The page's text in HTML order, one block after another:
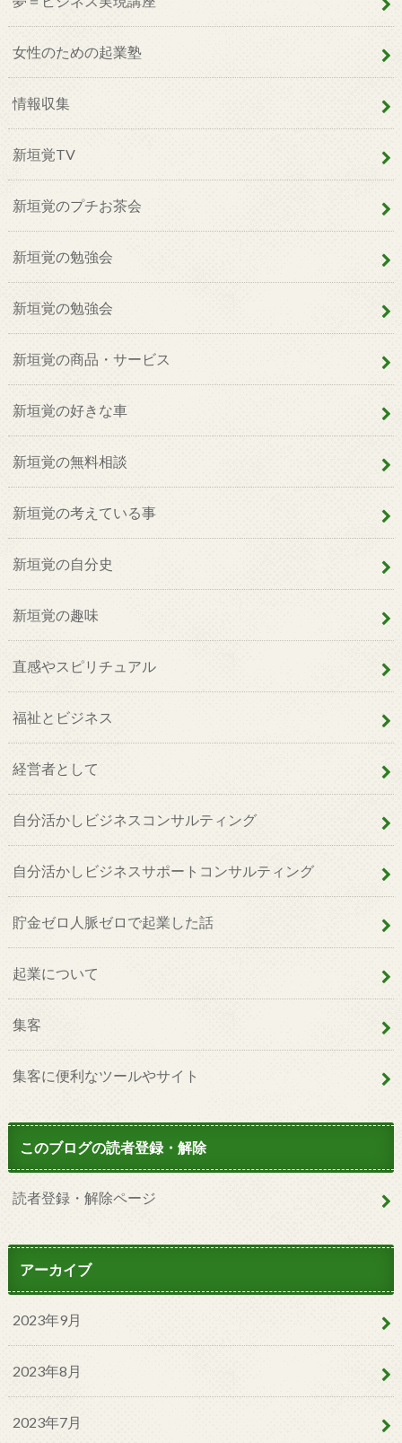
女性のための起業塾
情報収集
新垣覚TV
新垣覚のプチお茶会
新垣覚の勉強会
新垣覚の勉強会
新垣覚の商品・サービス
新垣覚の好きな車
新垣覚の無料相談
新垣覚の考えている事
新垣覚の自分史
新垣覚の趣味
直感やスピリチュアル
福祉とビジネス
経営者として
自分活かしビジネスコンサルティング
自分活かしビジネスサポートコンサルティング
貯金ゼロ人脈ゼロで起業した話
起業について
集客
集客に便利なツールやサイト
このブログの読者登録・解除
読者登録・解除ページ
アーカイブ
2023年9月
2023年8月
2023年7月